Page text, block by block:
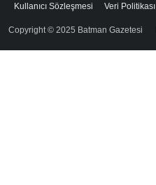
Copyright © 2025 Batman Gazetesi
Kullanıcı Sözleşmesi
Veri Politikası